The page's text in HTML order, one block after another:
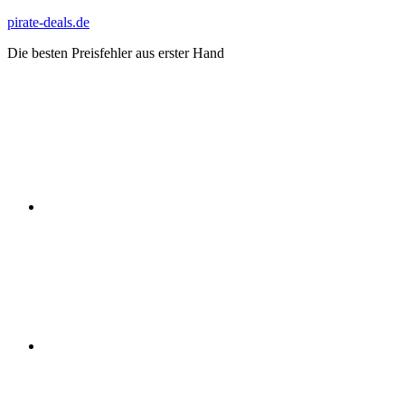
Zum
springen
pirate-deals.de
Die besten Preisfehler aus erster Hand